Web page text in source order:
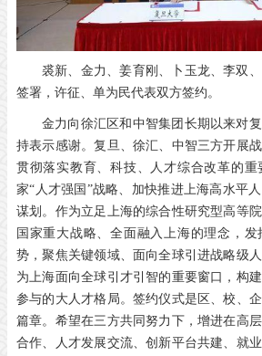
裘新、金力、姜育刚、卜玉龙、李双
签署，许征、单为民代表双方签约。
金力向徐汇区和中智集团长期以来对
持表示感谢。复旦、徐汇、中智三方开展
贯彻落实教育、科技、人才综合改革的重
家“人才强国”战略、加快推进上海高水平
谋划。作为立足上海的综合性研究型高等
国家重大战略、全面融入上海的理念，
势，聚焦关键领域、面向全球引进战略级
为上海面向全球引才引智的重要窗口，构
参与的大人才格局。签约仪式是区、校、
篇章。希望在三方共同努力下，增进在高
合作、人才发展交流、创新平台共建、就